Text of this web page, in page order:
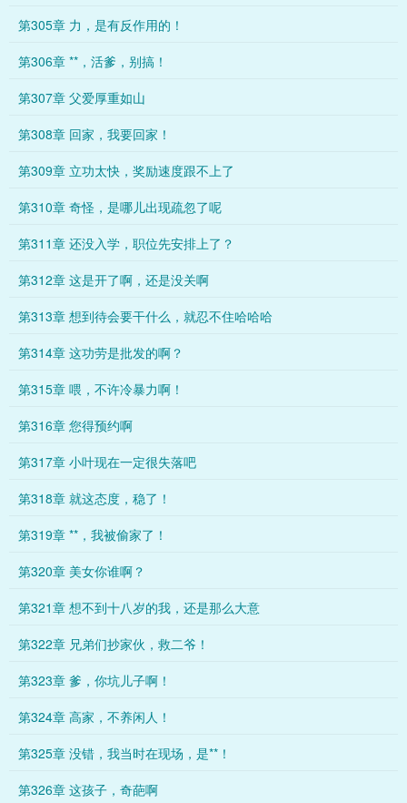
第305章 力，是有反作用的！
第306章 **，活爹，别搞！
第307章 父爱厚重如山
第308章 回家，我要回家！
第309章 立功太快，奖励速度跟不上了
第310章 奇怪，是哪儿出现疏忽了呢
第311章 还没入学，职位先安排上了？
第312章 这是开了啊，还是没关啊
第313章 想到待会要干什么，就忍不住哈哈哈
第314章 这功劳是批发的啊？
第315章 喂，不许冷暴力啊！
第316章 您得预约啊
第317章 小叶现在一定很失落吧
第318章 就这态度，稳了！
第319章 **，我被偷家了！
第320章 美女你谁啊？
第321章 想不到十八岁的我，还是那么大意
第322章 兄弟们抄家伙，救二爷！
第323章 爹，你坑儿子啊！
第324章 高家，不养闲人！
第325章 没错，我当时在现场，是**！
第326章 这孩子，奇葩啊